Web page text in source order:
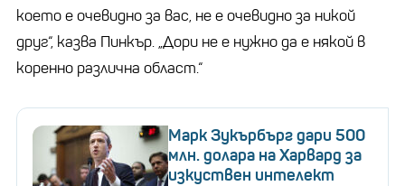
което е очевидно за вас, не е очевидно за никой
друг“, казва Пинкър. „Дори не е нужно да е някой в
коренно различна област.“
Марк Зукърбърг дари 500
млн. долара на Харвард за
изкуствен интелект